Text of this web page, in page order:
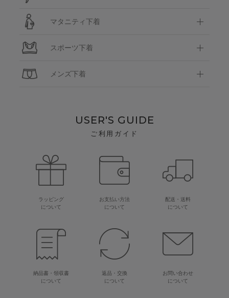
マタニティ下着
スポーツ下着
メンズ下着
USER'S GUIDE
ご利用ガイド
ラッピング
について
お支払い方法
について
配送・送料
について
納品書・領収書
について
返品・交換
について
お問い合わせ
について